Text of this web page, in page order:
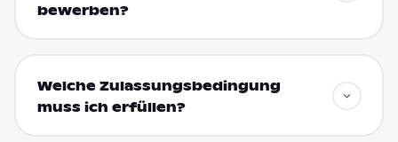
bewerben?
Welche Zulassungsbedingung
muss ich erfüllen?